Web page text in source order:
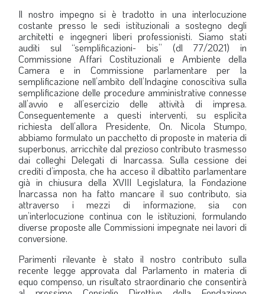
Il nostro impegno si è tradotto in una interlocuzione
costante presso le sedi istituzionali a sostegno degli
architetti e ingegneri liberi professionisti. Siamo stati
auditi sul “semplificazioni- bis” (dl 77/2021) in
Commissione Affari Costituzionali e Ambiente della
Camera e in Commissione parlamentare per la
semplificazione nell’ambito dell’Indagine conoscitiva sulla
semplificazione delle procedure amministrative connesse
all’avvio e all’esercizio delle attività di impresa.
Conseguentemente a questi interventi, su esplicita
richiesta dell’allora Presidente, On. Nicola Stumpo,
abbiamo formulato un pacchetto di proposte in materia di
superbonus, arricchite dal prezioso contributo trasmesso
dai colleghi Delegati di Inarcassa. Sulla cessione dei
crediti d’imposta, che ha acceso il dibattito parlamentare
già in chiusura della XVIII Legislatura, la Fondazione
Inarcassa non ha fatto mancare il suo contributo, sia
attraverso i mezzi di informazione, sia con
un’interlocuzione continua con le istituzioni, formulando
diverse proposte alle Commissioni impegnate nei lavori di
conversione.
Parimenti rilevante è stato il nostro contributo sulla
recente legge approvata dal Parlamento in materia di
equo compenso, un risultato straordinario che consentirà